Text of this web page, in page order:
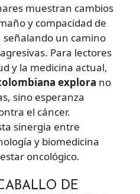
muestran cambios
y compacidad de
un camino
Para lectores
y la medicina actual,
explora no
sino esperanza
el cáncer.
sinergia entre
y biomedicina
oncológico.
DE